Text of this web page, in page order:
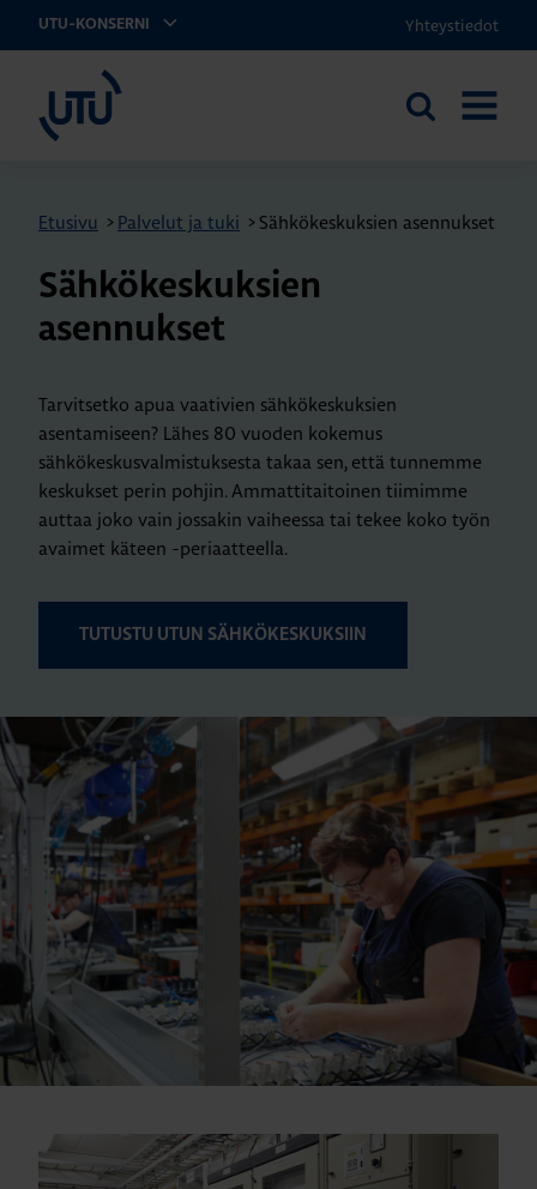
UTU-KONSERNI Yhteystiedot
Etsi
Etusivu > Palvelut ja tuki > Sähkökeskuksien asennukset
Sähkökeskuksien
asennukset
Tarvitsetko apua vaativien sähkökeskuksien
asentamiseen? Lähes 80 vuoden kokemus
sähkökeskusvalmistuksesta takaa sen, että tunnemme
keskukset perin pohjin. Ammattitaitoinen tiimimme
auttaa joko vain jossakin vaiheessa tai tekee koko työn
avaimet käteen -periaatteella.
TUTUSTU UTUN SÄHKÖKESKUKSIIN